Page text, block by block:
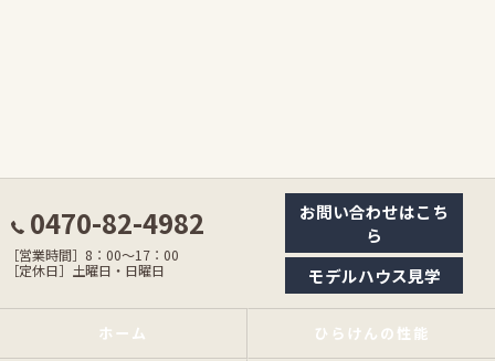
0470-82-4982
［営業時間］8：00〜17：00
［定休日］土曜日・日曜日
お問い合わせはこち
ら
モデルハウス見学
ホーム ひらけんの性能